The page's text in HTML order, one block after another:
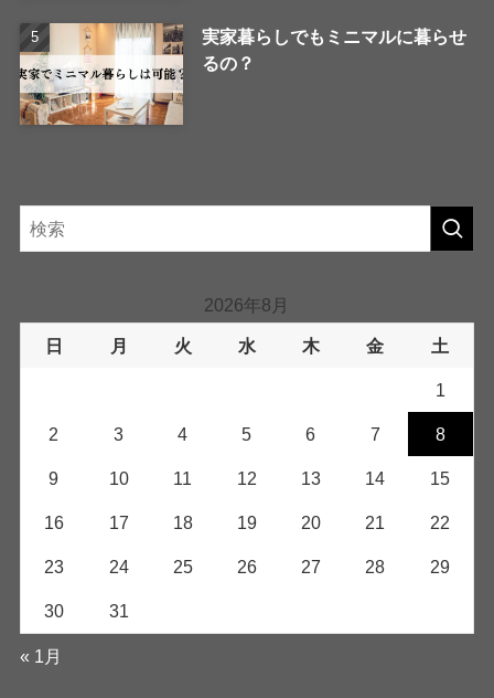
実家暮らしでもミニマルに暮らせ
るの？
2026年8月
日 月 火 水 木 金 土
1
2 3 4 5 6 7 8
9 10 11 12 13 14 15
16 17 18 19 20 21 22
23 24 25 26 27 28 29
30 31
« 1月